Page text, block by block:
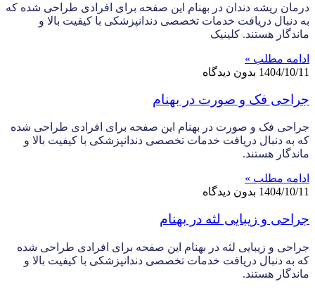
درمان ریشه دندان در بهنام این صفحه برای افرادی طراحی شده که
به دنبال دریافت خدمات تخصصی دندانپزشکی با کیفیت بالا و
ماندگار هستند. کلینیک
ادامه مطلب »
1404/10/11 بدون دیدگاه
جراحی فک و صورت در بهنام
جراحی فک و صورت در بهنام این صفحه برای افرادی طراحی شده
که به دنبال دریافت خدمات تخصصی دندانپزشکی با کیفیت بالا و
ماندگار هستند.
ادامه مطلب »
1404/10/11 بدون دیدگاه
جراحی و زیبایی لثه در بهنام
جراحی و زیبایی لثه در بهنام این صفحه برای افرادی طراحی شده
که به دنبال دریافت خدمات تخصصی دندانپزشکی با کیفیت بالا و
ماندگار هستند.